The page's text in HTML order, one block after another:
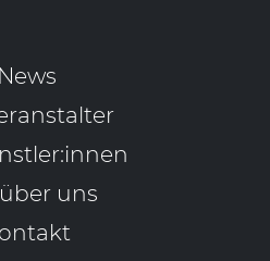
News
uns